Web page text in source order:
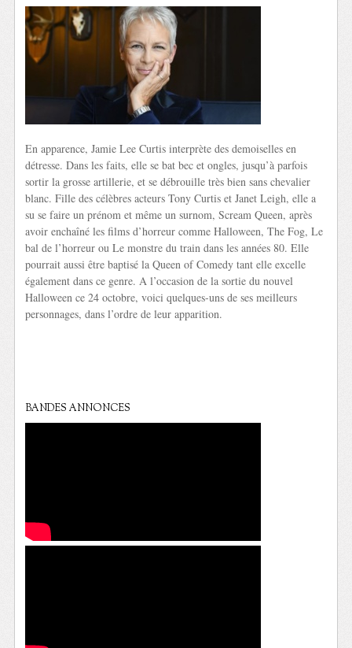
En apparence, Jamie Lee Curtis interprète des demoiselles en
détresse. Dans les faits, elle se bat bec et ongles, jusqu’à parfois
sortir la grosse artillerie, et se débrouille très bien sans chevalier
blanc. Fille des célèbres acteurs Tony Curtis et Janet Leigh, elle a
su se faire un prénom et même un surnom, Scream Queen, après
avoir enchaîné les films d’horreur comme Halloween, The Fog, Le
bal de l’horreur ou Le monstre du train dans les années 80. Elle
pourrait aussi être baptisé la Queen of Comedy tant elle excelle
également dans ce genre. A l’occasion de la sortie du nouvel
Halloween ce 24 octobre, voici quelques-uns de ses meilleurs
personnages, dans l’ordre de leur apparition.
BANDES ANNONCES